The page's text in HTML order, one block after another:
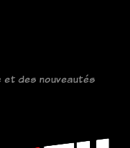
et des nouveautés